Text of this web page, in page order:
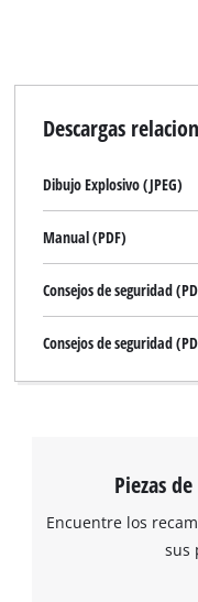
Descargas
Dibujo Explosivo (JPEG)
Manual (PDF)
Consejos de seguridad
Consejos de seguridad
Piezas
Encuentre los
sus